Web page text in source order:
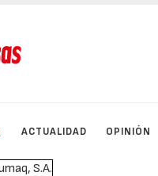
ACTUALIDAD OPINIÓN